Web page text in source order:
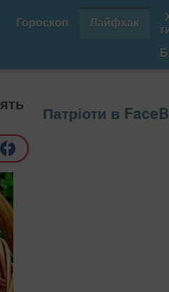
Гороскоп Лайфхак
Патріоти в